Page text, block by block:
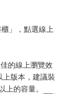
」，點選線上
的線上瀏覽效
上版本，建議裝
上的容量。